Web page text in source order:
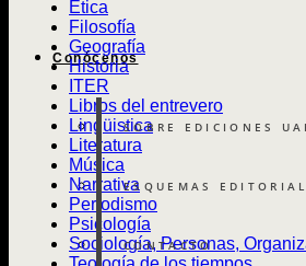
Conócenos
SOBRE EDICIONES
ESQUEMAS
CONTACTO
Ética
Filosofía
Geografía
Historia
ITER
Libros del entrevero
Lingüistica
Literatura
Música
Narrativa
Periodismo
Psicología
Sociología, Personas,